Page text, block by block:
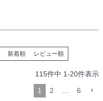
新着順 レビュー順
115件中 1-20件表示
1 2 6